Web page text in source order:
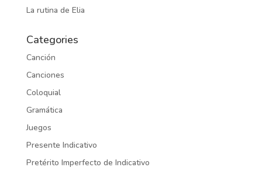
La rutina de Elia
Categories
Canción
Canciones
Coloquial
Gramática
Juegos
Presente Indicativo
Pretérito Imperfecto de Indicativo